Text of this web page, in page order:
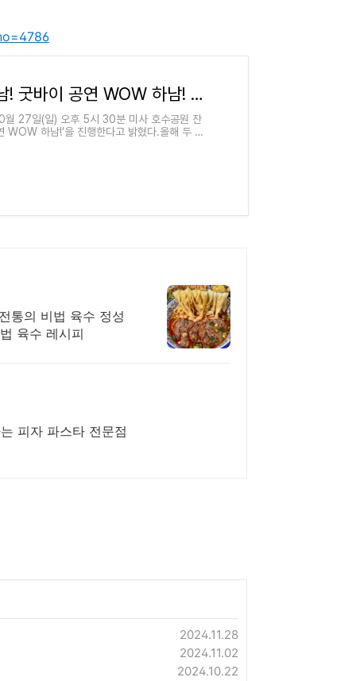
오는 27일, 스테이지 하남! 굿바이 공연 WOW 하남! 열광 속으로! - 하남경제신문
월 27일(일) 오후 5시 30분 미사 호수공원 잔
WOW 하남!’을 진행한다고 밝혔다.올해 두 돌
통의 비법 육수 정성
육수 레시피
피자 파스타 전문점
2024.11.28
2024.11.02
2024.10.22